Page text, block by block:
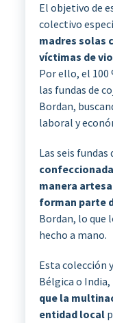
El objetivo de
colectivo
madres solas
víctimas de
Por ello, el 100
las fundas de
Bordan,
laboral y
Las seis
manera
forman parte
Bordan, lo que
hecho a mano.
Esta colección
Bélgica o
que la
entidad local